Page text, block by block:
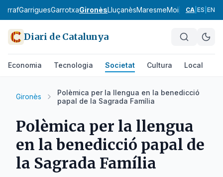
GarriguesGarrotxaGironèsLluçanèsMaresmeMoianès Montsià
CA ES EN
Diari de Catalunya
Economia Tecnologia Societat Cultura Local
Gironès
Polèmica per la llengua en la benedicció
papal de la Sagrada Família
Polèmica per la llengua
en la benedicció papal de
la Sagrada Família